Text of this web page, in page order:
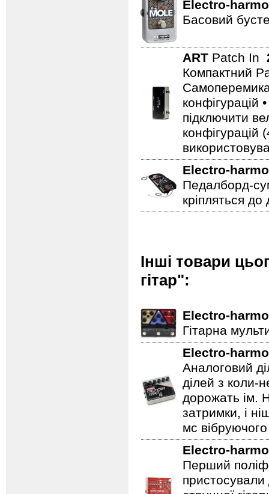
Electro-
Басовий
ART Patch In
Компактний
конфігурацій
підключити
Electro-
Педалборд-
кріпляться
Інші товари
гітар":
Electro-
Гітарна
Electro-
Аналоговий
ділей з коли-
дорожать ім.
затримки, і
мс
Electro-
Перший
пристосували